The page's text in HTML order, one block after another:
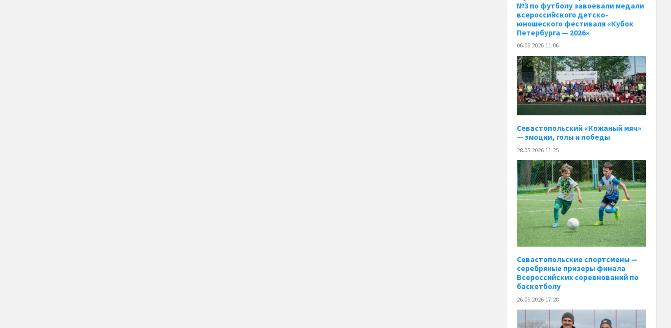
№3 по футболу завоевали медали
всероссийского детско-
юношеского фестиваля «Кубок
Петербурга — 2026»
06.06.2026 11:06
️Севастопольский «Кожаный мяч»
— эмоции, голы и победы
28.05.2026 11:25
Севастопольские спортсмены —
серебряные призеры финала
Всероссийских соревнований по
баскетболу
26.05.2026 17:28